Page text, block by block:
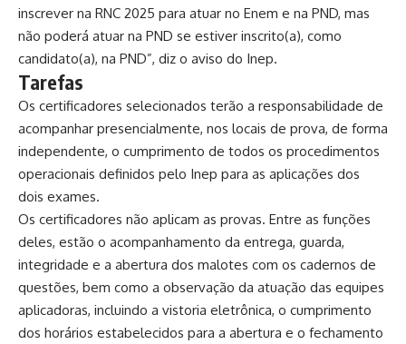
inscrever na RNC 2025 para atuar no Enem e na PND, mas
não poderá atuar na PND se estiver inscrito(a), como
candidato(a), na PND”, diz o aviso do Inep.
Tarefas
Os certificadores selecionados terão a responsabilidade de
acompanhar presencialmente, nos locais de prova, de forma
independente, o cumprimento de todos os procedimentos
operacionais definidos pelo Inep para as aplicações dos
dois exames.
Os certificadores não aplicam as provas. Entre as funções
deles, estão o acompanhamento da entrega, guarda,
integridade e a abertura dos malotes com os cadernos de
questões, bem como a observação da atuação das equipes
aplicadoras, incluindo a vistoria eletrônica, o cumprimento
dos horários estabelecidos para a abertura e o fechamento